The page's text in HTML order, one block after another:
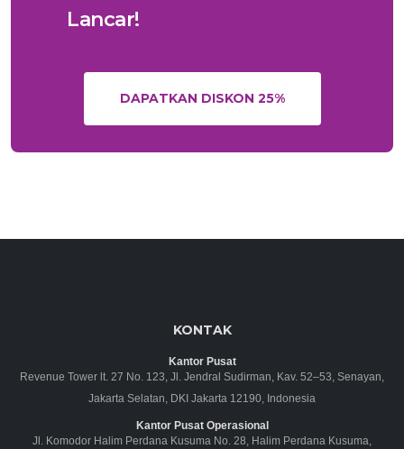
Lancar!
DAPATKAN DISKON 25%
KONTAK
Kantor Pusat
Revenue Tower lt. 27 No. 123, Jl. Jendral Sudirman, Kav. 52–53, Senayan,
Jakarta Selatan, DKI Jakarta 12190, Indonesia
Kantor Pusat Operasional
Jl. Komodor Halim Perdana Kusuma No. 28, Halim Perdana Kusuma,